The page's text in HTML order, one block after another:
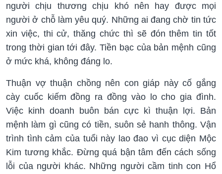
người chịu thương chịu khó nên hay được mọi
người ở chỗ làm yêu quý. Những ai đang chờ tin tức
xin việc, thi cử, thăng chức thì sẽ đón thêm tin tốt
trong thời gian tới đây. Tiền bạc của bản mệnh cũng
ở mức khá, không đáng lo.
Thuận vợ thuận chồng nên con giáp này cố gắng
cày cuốc kiếm đồng ra đồng vào lo cho gia đình.
Việc kinh doanh buôn bán cực kì thuận lợi. Bản
mệnh làm gì cũng có tiền, suôn sẻ hanh thông. Vận
trình tình cảm của tuổi này lao đao vì cục diện Mộc
Kim tương khắc. Đừng quá bận tâm đến cách sống
lỗi của người khác. Những người cầm tinh con Hổ